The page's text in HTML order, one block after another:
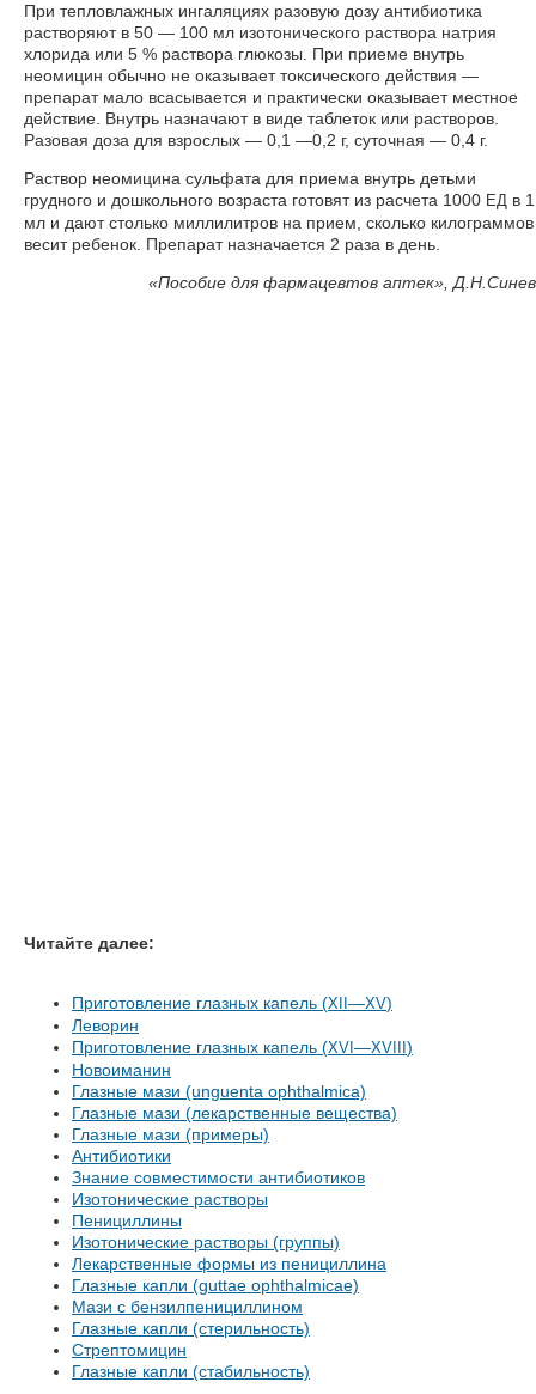
При тепловлажных ингаляциях разовую дозу антибиотика
растворяют в 50 — 100 мл изотонического раствора натрия
хлорида или 5 % раствора глюкозы. При приеме внутрь
неомицин обычно не оказывает токсического действия —
препарат мало всасывается и практически оказывает местное
действие. Внутрь назначают в виде таблеток или растворов.
Разовая доза для взрослых — 0,1 —0,2 г, суточная — 0,4 г.
Раствор неомицина сульфата для приема внутрь детьми
грудного и дошкольного возраста готовят из расчета 1000 ЕД в 1
мл и дают столько миллилитров на прием, сколько килограммов
весит ребенок. Препарат назначается 2 раза в день.
«Пособие для фармацевтов аптек», Д.Н.Синев
Читайте далее:
Приготовление глазных капель (XII —XV)
Леворин
Приготовление глазных капель (XVI —XVIII )
Новоиманин
Глазные мази (unguenta ophthalmica)
Глазные мази (лекарственные вещества)
Глазные мази (примеры)
Антибиотики
Знание совместимости антибиотиков
Изотонические растворы
Пенициллины
Изотонические растворы (группы)
Лекарственные формы из пенициллина
Глазные капли (guttae ophthalmicae)
Мази с бензилпенициллином
Глазные капли (стерильность)
Стрептомицин
Глазные капли (стабильность)